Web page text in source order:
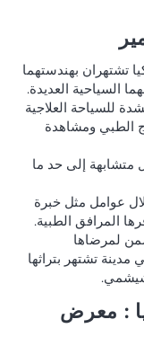
تشتهران بهندستهما
السياحية العديدة.
للسياحة العلاجية
الطبي ومشاهدة
متشابهة إلى حد ما
عوامل مثل خبرة
المرافق الطبية.
لمرضاها
مدينة تشتهر بتراثها
: معرض